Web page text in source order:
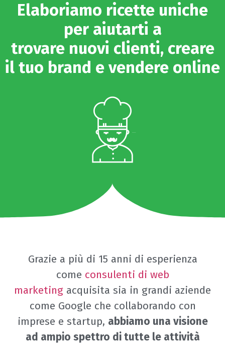
Elaboriamo ricette uniche
per aiutarti a
trovare nuovi clienti, creare
il tuo brand e vendere online
Grazie a più di 15 anni di esperienza
come consulenti di web
marketing acquisita sia in grandi aziende
come Google che collaborando con
imprese e startup, abbiamo una visione
ad ampio spettro di tutte le attività